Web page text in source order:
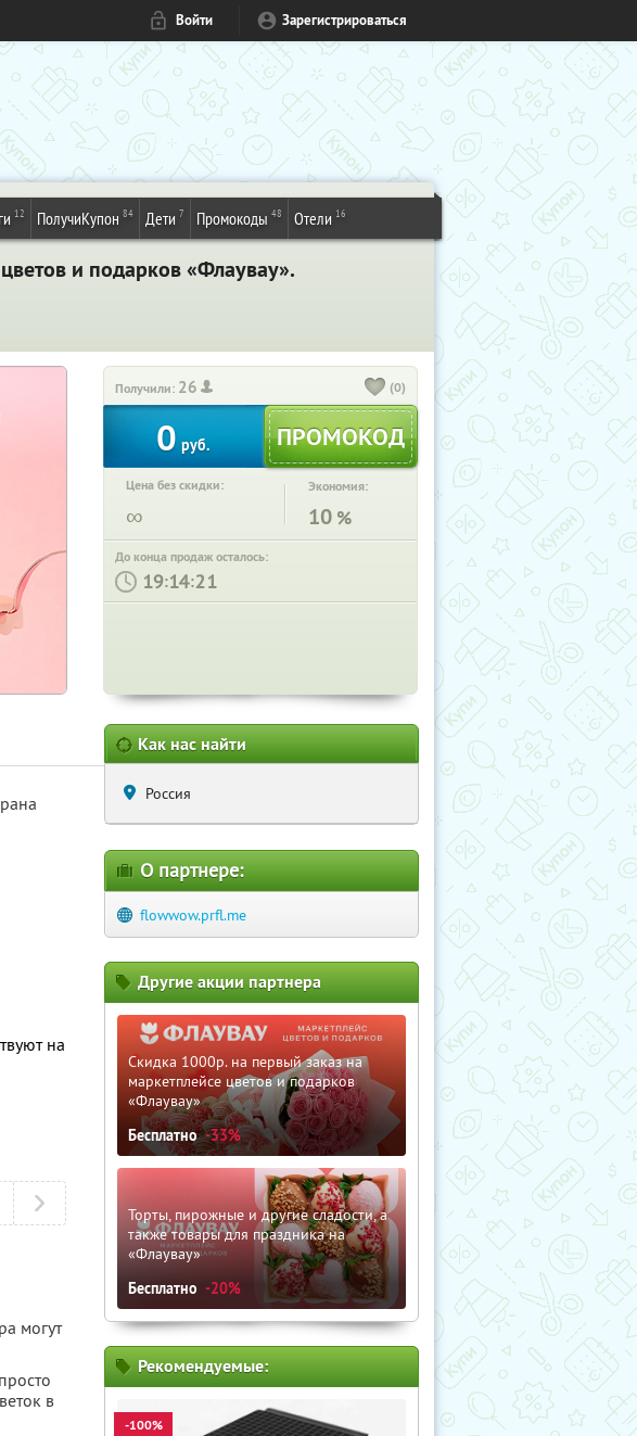
Войти Зарегистрироваться
12 ПолучиКупон 84 Дети 7 Промокоды 48 Отели 16
и подарков «Флаувау».
Получили: 26 (0)
0 руб.
Цена без скидки:
∞
Экономия:
10 %
До конца продаж осталось:
: :
на
могут
в
Как нас найти
Россия
О партнере:
flowwow.prfl.me
Другие акции партнера
Скидка 1000р. на первый заказ на
маркетплейсе цветов и подарков
«Флаувау»
Бесплатно -33%
Торты, пирожные и другие сладости, а
также товары для праздника на
«Флаувау»
Бесплатно -20%
Рекомендуемые:
-100%